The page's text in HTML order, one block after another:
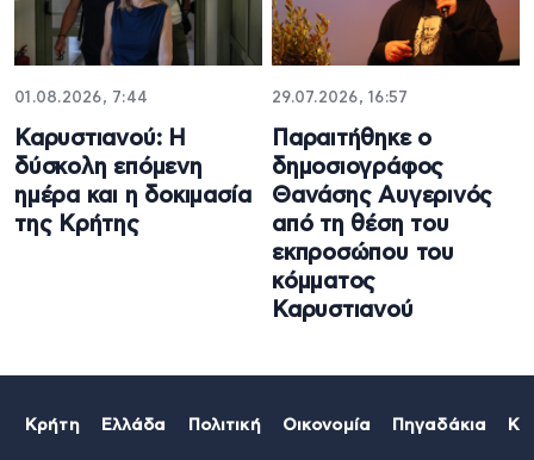
01.08.2026, 7:44
Καρυστιανού: Η
δύσκολη επόμενη
ημέρα και η δοκιμασία
της Κρήτης
29.07.2026, 16:57
Παραιτήθηκε ο
δημοσιογράφος
Θανάσης Αυγερινός
από τη θέση του
εκπροσώπου του
κόμματος
Καρυστιανού
Κρήτη Ελλάδα Πολιτική Οικονομία Πηγαδάκια